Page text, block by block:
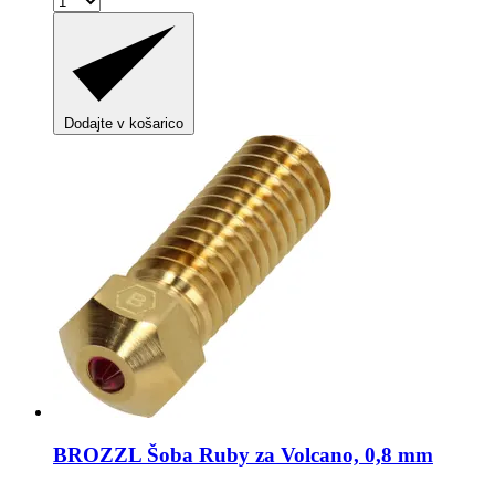
Dodajte v košarico
BROZZL Šoba Ruby za Volcano, 0,8 mm